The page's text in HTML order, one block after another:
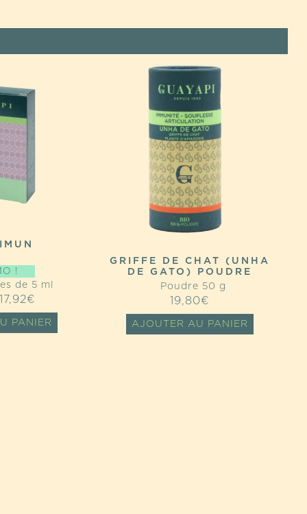
!
de 5 ml
€
PRIX
ACTUEL
PANIER
GRIFFE DE CHAT (UNHA
DE GATO) POUDRE
Poudre 50 g
19,80€
AJOUTER AU PANIER